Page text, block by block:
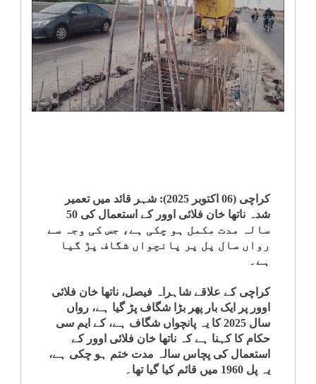
انٹرٹینمنٹ
صحت
قومی
‎کرائم
ویڈیوز
قومی
کراچی (06 اکتوبر 2025): شہر قائد میں تعمیر
شدہ ناتھا خان فلائی اوور کے استعمال کی 50
سالہ مدت مکمل ہو چکی ہے، جس کی وجہ سے
رواں سال پل پر پانچواں شگاف پڑ گیا
ہے۔
کراچی کے علاقے شاہراہ فیصل، ناتھا خان فلائی
اوور پر ایک بار پھر بڑا شگاف پڑ گیا ہے، رواں
سال 2025 کا یہ پانچواں شگاف ہے، کے ایم سی
حکام کا کہنا ہے کہ ناتھا خان فلائی اوور کے
استعمال کی پچاس سالہ مدت ختم ہو چکی ہے،
یہ پل 1960 میں قائم کیا گیا تھا۔